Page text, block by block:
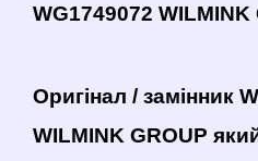
WG1749072 WILMINK
Оригінал / замінник
WILMINK GROUP